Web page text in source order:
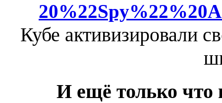
Кубе активизировали
И ещё только что